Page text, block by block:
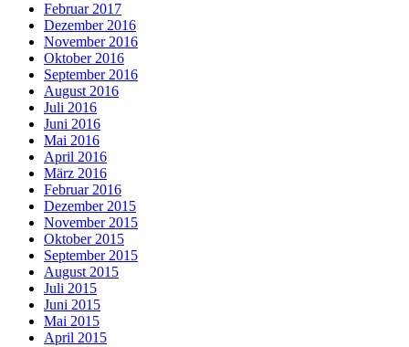
Februar 2017
Dezember 2016
November 2016
Oktober 2016
September 2016
August 2016
Juli 2016
Juni 2016
Mai 2016
April 2016
März 2016
Februar 2016
Dezember 2015
November 2015
Oktober 2015
September 2015
August 2015
Juli 2015
Juni 2015
Mai 2015
April 2015